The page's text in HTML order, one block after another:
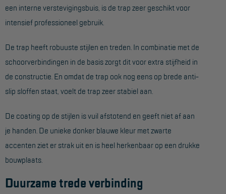
Gevelrenovatie
Hoogwerkers
Knikarmhoogwerkers
Schaarhoogwerkers
Masthoogwerkers
Project toepassingen
een interne verstevigingsbuis, is de trap zeer geschikt voor
intensief professioneel gebruik.
De trap heeft robuuste stijlen en treden. In combinatie met de
schoorverbindingen in de basis zorgt dit voor extra stijfheid in
de constructie. En omdat de trap ook nog eens op brede anti-
slip sloffen staat, voelt de trap zeer stabiel aan.
De coating op de stijlen is vuil afstotend en geeft niet af aan
je handen. De unieke donker blauwe kleur met zwarte
accenten ziet er strak uit en is heel herkenbaar op een drukke
bouwplaats.
Duurzame trede verbinding